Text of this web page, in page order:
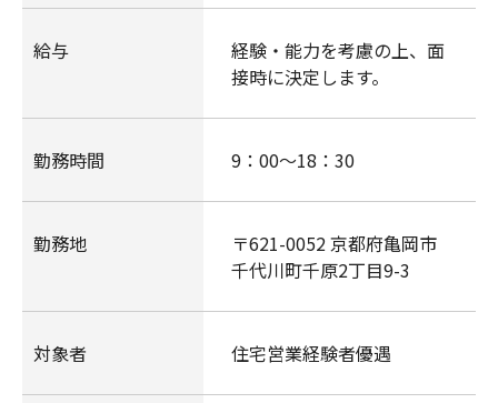
給与
経験・能力を考慮の上、面
接時に決定します。
勤務時間 9：00～18：30
勤務地
〒621-0052 京都府亀岡市
千代川町千原2丁目9-3
対象者 住宅営業経験者優遇